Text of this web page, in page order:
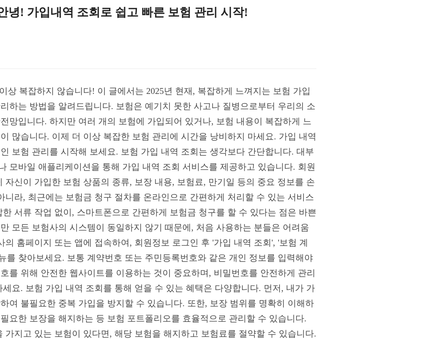
녕! 가입내역 조회로 쉽고 빠른 보험 관리 시작!
상 복잡하지 않습니다! 이 글에서는 2025년 현재, 복잡하게 느껴지는 보험 가입
하는 방법을 알려드립니다. 보험은 예기치 못한 사고나 질병으로부터 우리의 소
망입니다. 하지만 여러 개의 보험에 가입되어 있거나, 보험 내용이 복잡하게 느
많습니다. 이제 더 이상 복잡한 보험 관리에 시간을 낭비하지 마세요. 가입 내역
보험 관리를 시작해 보세요. 보험 가입 내역 조회는 생각보다 간단합니다. 대부
모바일 애플리케이션을 통해 가입 내역 조회 서비스를 제공하고 있습니다. 회원
자신이 가입한 보험 상품의 종류, 보장 내용, 보험료, 만기일 등의 중요 정보를 손
니라, 최근에는 보험금 청구 절차를 온라인으로 간편하게 처리할 수 있는 서비스
서류 작업 없이, 스마트폰으로 간편하게 보험금 청구를 할 수 있다는 점은 바쁜
모든 보험사의 시스템이 동일하지 않기 때문에, 처음 사용하는 분들은 어려움
의 홈페이지 또는 앱에 접속하여, 회원정보 로그인 후 '가입 내역 조회', '보험 계
를 찾아보세요. 보통 계약번호 또는 주민등록번호와 같은 개인 정보를 입력해야
를 위해 안전한 웹사이트를 이용하는 것이 중요하며, 비밀번호를 안전하게 관리
요. 보험 가입 내역 조회를 통해 얻을 수 있는 혜택은 다양합니다. 먼저, 내가 가
여 불필요한 중복 가입을 방지할 수 있습니다. 또한, 보장 범위를 명확히 이해하
요한 보장을 해지하는 등 보험 포트폴리오를 효율적으로 관리할 수 있습니다.
가지고 있는 보험이 있다면, 해당 보험을 해지하고 보험료를 절약할 수 있습니다.